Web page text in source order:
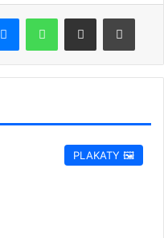
MessengerWhatsAppShare via Email Print
PLAKATY 🖼️